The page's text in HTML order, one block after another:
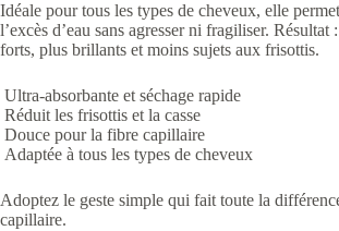
Idéale pour tous les types de cheveux, elle
l’excès d’eau sans agresser ni fragiliser. Résultat
forts, plus brillants et moins sujets aux frisottis.
Ultra-absorbante et séchage rapide
Réduit les frisottis et la casse
Douce pour la fibre capillaire
Adaptée à tous les types de cheveux
Adoptez le geste simple qui fait toute la
capillaire.